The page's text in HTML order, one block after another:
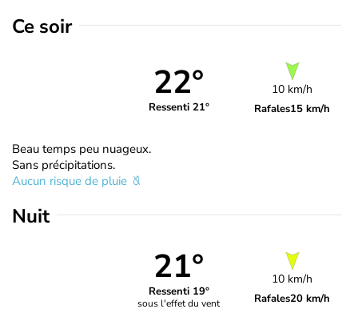
Ce soir
22°
Ressenti 21°
10 km/h
Rafales15 km/h
Beau temps peu nuageux.
Sans précipitations.
Aucun risque de pluie
Nuit
21°
Ressenti 19°
sous l'effet du vent
10 km/h
Rafales20 km/h